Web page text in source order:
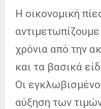
Η οικονομική
χρόνια από την
και τα βασικά
Οι
αύξηση των